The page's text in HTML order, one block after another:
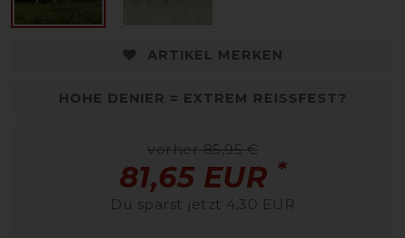
ARTIKEL MERKEN
HOHE DENIER = EXTREM REISSFEST?
vorher 85,95 €
81,65 EUR *
Du sparst jetzt 4,30 EUR